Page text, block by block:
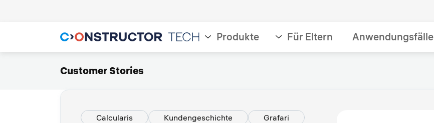
Produkte Für Eltern Anwendungsfälle
Customer Stories
Calcularis Kundengeschichte
Grafari